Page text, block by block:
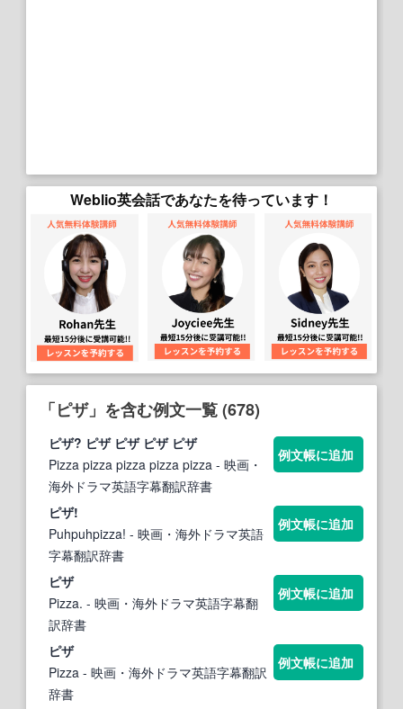
Weblio英会話であなたを待っています！
「ピザ」を含む例文一覧 (678)
ピザ? ピザ ピザ ピザ ピザ
Pizza pizza pizza pizza pizza - 映画・
海外ドラマ英語字幕翻訳辞書
例文帳に追加
ピザ!
Puhpuhpizza! - 映画・海外ドラマ英語
字幕翻訳辞書
例文帳に追加
ピザ
Pizza. - 映画・海外ドラマ英語字幕翻
訳辞書
例文帳に追加
ピザ
Pizza - 映画・海外ドラマ英語字幕翻訳
辞書
例文帳に追加